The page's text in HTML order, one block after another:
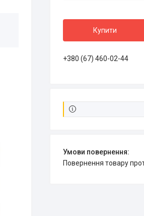
Купити
+380 (67) 460-02-44
повернення товару